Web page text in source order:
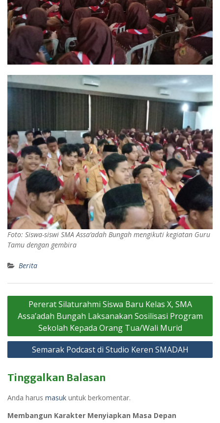
Foto: Siswa-siswi SMA Assa’adah Bungah mengikuti kegiatan Guru
Tamu dengan gembira
Berita
Navigasi
pos
Pererat Silaturahmi Siswa Baru Kelas X, SMA
Assa’adah Bungah Laksanakan Sosilisasi Program
Sekolah Kepada Orang Tua/Wali Murid
Semarak Podcast di Studio Keren SMADAH
Tinggalkan Balasan
Anda harus masuk untuk berkomentar.
Membangun Karakter Menyiapkan Masa Depan